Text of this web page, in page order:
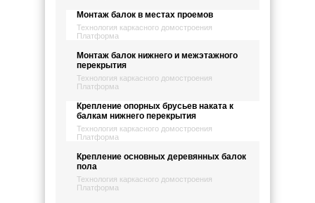
Монтаж балок в местах проемов
Технология каркасного домостроения
Платформа
Монтаж балок нижнего и межэтажного
перекрытия
Технология каркасного домостроения
Платформа
Крепление опорных брусьев наката к
балкам нижнего перекрытия
Технология каркасного домостроения
Платформа
Крепление основных деревянных балок
пола
Технология каркасного домостроения
Платформа